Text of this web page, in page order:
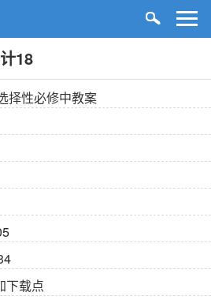
18
择性必修中教案
下载点